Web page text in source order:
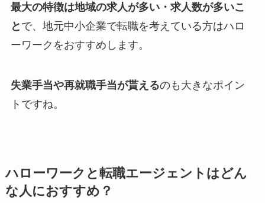
最大の特徴は地域の求人が多い・求人数が多いこ
と で、地元中小企業で転職を考えている方はハロ
ーワークをおすすめします。
失業手当や再就職手当が貰えるのも大きなポイン
トですね。
ハローワークと転職エージェントはどん
な人におすすめ？